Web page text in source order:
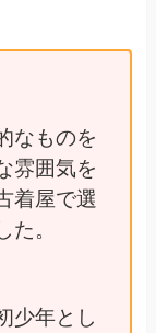
なものを
雰囲気を
着屋で選
た。
少年とし